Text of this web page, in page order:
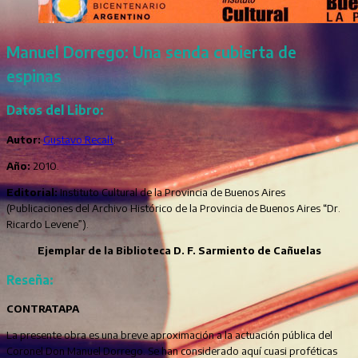
Manuel Dorrego: Una senda cubierta de
espinas
Datos del Libro:
Autor:Gustavo Recalt.
Año: 2010.
Editorial:Instituto Cultural de la Provincia de Buenos Aires
(Publicaciones del Archivo Histórico de la Provincia de Buenos Aires “Dr.
Ricardo Levene”).
Ejemplar de la Biblioteca D. F. Sarmiento de Cañuelas
Reseña:
CONTRATAPA
La presente obra es una breve aproximación a la actuación pública del
Coronel Don Manuel Dorrego. Se han considerado aquí cuasi proféticas